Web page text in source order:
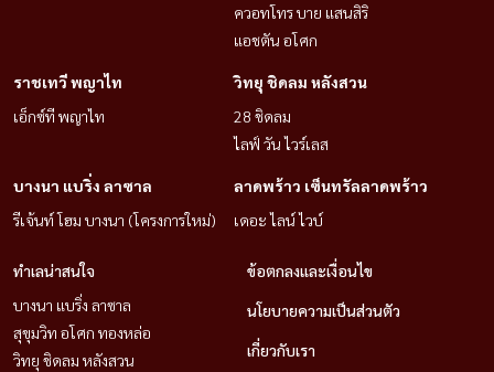
namthip@housewathailand.com
🌐 website : housewathailand.com
where your dream home awaits
#arkinvibhavadi #homeofficeให้เช่า #ออฟฟิศให้เช่า #ดอนเมือง
#วิภาวดี #homeofficebangkok #housewathailand
ควอทโทร บาย แสนสิริ
แอชตัน อโศก
ราชเทวี พญาไท
เอ็กซ์ที พญาไท
วิทยุ ชิดลม หลังสวน
28 ชิดลม
ไลฟ์ วัน ไวร์เลส
บางนา แบริ่ง ลาซาล
รีเจ้นท์ โฮม บางนา (โครงการใหม่)
ลาดพร้าว เซ็นทรัลลาดพร้าว
เดอะ ไลน์ ไวบ์
ทำเลน่าสนใจ
บางนา แบริ่ง ลาซาล
สุขุมวิท อโศก ทองหล่อ
วิทยุ ชิดลม หลังสวน
ข้อตกลงและเงื่อนไข
นโยบายความเป็นส่วนตัว
เกี่ยวกับเรา